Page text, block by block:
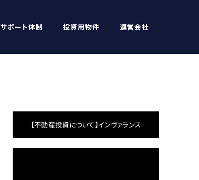
サポート体制 投資用物件 運営会社
【不動産投資について】インヴァランス